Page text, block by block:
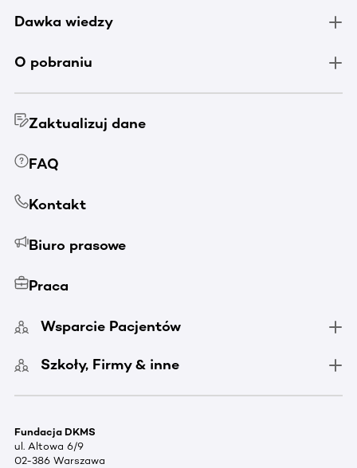
Dawka wiedzy
O pobraniu
Zaktualizuj dane
FAQ
Kontakt
Biuro prasowe
Praca
Wsparcie Pacjentów
Szkoły, Firmy & inne
Fundacja DKMS
ul. Altowa 6/9
02-386 Warszawa